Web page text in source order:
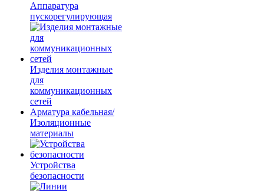
Аппаратура
пускорегулирующая
Изделия монтажные
для
коммуникационных
сетей
Арматура кабельная/
Изоляционные
материалы
Устройства
безопасности